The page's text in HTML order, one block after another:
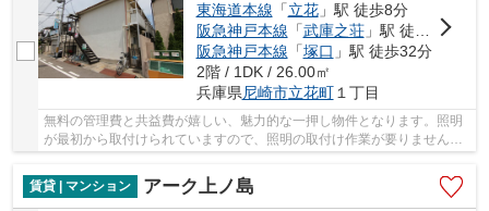
東海道本線 「立花」駅 徒歩8分
阪急神戸本線 「武庫之荘」駅 徒歩30分
阪急神戸本線 「塚口 」駅 徒歩32分
2階 / 1DK / 26.00㎡
兵庫県尼崎市立花町１丁目
無料の管理費と共益費が嬉しい、魅力的な一押し物件となります。照明
が最初から取付けられていますので、照明の取付け作業が要りません。
賃貸 | マンション
アーク上ノ島